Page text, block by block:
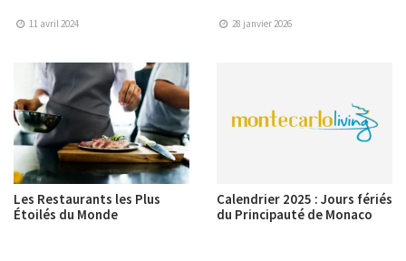
11 avril 2024 28 janvier 2026
Les Restaurants les Plus
Étoilés du Monde
Calendrier 2025 : Jours fériés
du Principauté de Monaco